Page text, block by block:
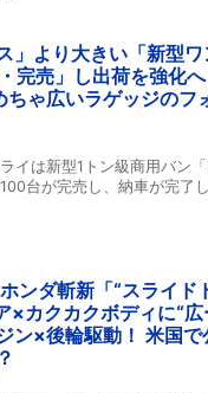
」より大きい「新型
完売」し出荷を強化
ゃ広いラゲッジのフ
イは新型1トン級商用バン
台が完売し、納車が完了
ンダ斬新「“スライド
×カクカクボディに“広
ン×後輪駆動！ 米国